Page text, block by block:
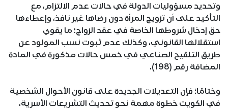
وتحديد مسؤوليات الدولة في حالات عدم الالتزام، مع
التأكيد على أن تزويج المرأة دون رضاها غير نافذ، وإعطاءها
حق إدخال شروطها الخاصة في عقد الزواج؛ ما يقوي
استقلالها القانوني، وكذلك عدم ثبوت نسب المولود عن
طريق التلقيح الصناعي في خمس حالات مذكورة في المادة
المضافة رقم (198).
وختامًا؛ فإن التعديلات الجديدة على قانون الأحوال الشخصية
في الكويت خطوة مهمة نحو تحديث التشريعات الأسرية،